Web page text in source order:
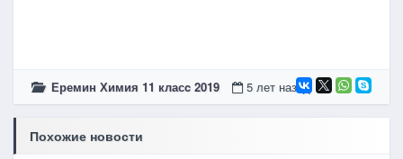
Еремин Химия 11 класc 2019 5 лет назад
Похожие новости